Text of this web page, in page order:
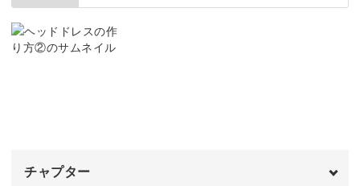
ラッセルレースにギャザーを寄せる
ビーズを縫いつける 17:32
チャプター